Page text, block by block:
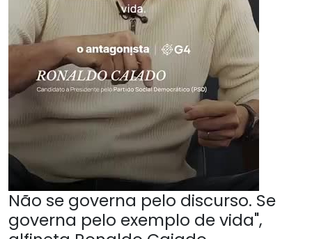
Não se governa pelo discurso. Se
governa pelo exemplo de vida",